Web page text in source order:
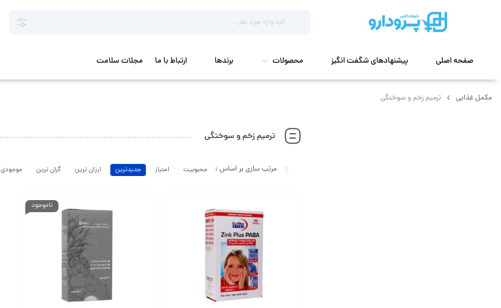
صفحه اصلی پیشنهادهای شگفت انگیز محصولات برندها ارتباط با ما مجلات سلامت
مکمل غذایی ترمیم زخم و سوختگی
ترمیم زخم و سوختگی
محبوبیت امتیاز جدیدترین ارزان ترین گران ترین موجودی
ناموجود